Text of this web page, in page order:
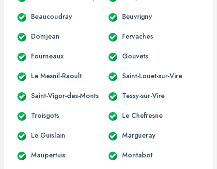
Beaucoudray Beuvrigny
Domjean Fervaches
Fourneaux Gouvets
Le Mesnil-Raoult Saint-Louet-sur-Vire
Saint-Vigor-des-Monts Tessy-sur-Vire
Troisgots Le Chefresne
Le Guislain Margueray
Maupertuis Montabot